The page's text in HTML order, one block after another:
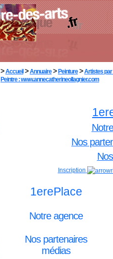
>Accueil>Annuaire> Peinture>Artistes par
Peintre : www.annecatherineollagnier.com
Nos
Inscription
1erePlace
Notre agence
Nos partenaires
médias